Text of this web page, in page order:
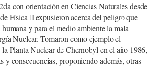
con orientación en Ciencias Naturales desde
Física II expusieron acerca del peligro que
y para el medio ambiente la mala
Nuclear. Tomaron como ejemplo el
Planta Nuclear de Chernobyl en el año 1986,
y consecuencias, proponiendo además, otras